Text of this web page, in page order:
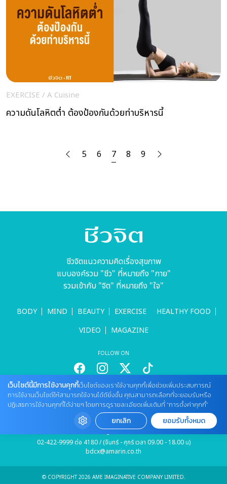
EXERCISE / A Cuisine
ความดันโลหิตต่ำ ต้องป้องกันด้วยท่าบริหารนี้
5 6 7 8 9
ชีวจิตแนวความคิดเรื่องสุขภาพ
แบบองค์รวม "ชีว" ที่หมายถึง "กาย"
รวมเข้ากับ "จิต" ที่หมายถึง "ใจ"
BODY MIND BEAUTY EXERCISE
HEALTHY FOOD
VIDEO
MAGAZINE
FOLLOW ON
สนใจลงโฆษณากับเว็บไซต์
Tel : 085 661 4629 / (จันทร์ - ศุกร์ เวลา 09.00 - 18.00 น)
cheewajitmedia@gmail.com
ติดต่อแจ้งปัญหาหรือร้องเรียน
02-422-9999 ต่อ 4180 / (จันทร์ - ศุกร์ เวลา 09.00 - 18.00 น)
bdcx@amarin.co.th
© COPYRIGHT 2026 AME IMAGINATIVE COMPANY LIMITED.
เว็บไซต์นี้มีการใช้งานคุกกี้เว็บไซต์ของเราใช้งานคุกกี้เพื่อช่วยเพิ่มประสบการณ์
การใช้งานเว็บไซต์ให้สามารถใช้งานได้ดียิ่งขึ้น คุณสามารถเลือกที่จะยอมรับหรือ
ปฏิเสธการใช้งานคุกกี้ได้ง่ายๆ โดยการดูรายละเอียดเพิ่มเติมที่ “การตั้งค่าคุกกี้”
ยกเลิก ยอมรับทั้งหมด